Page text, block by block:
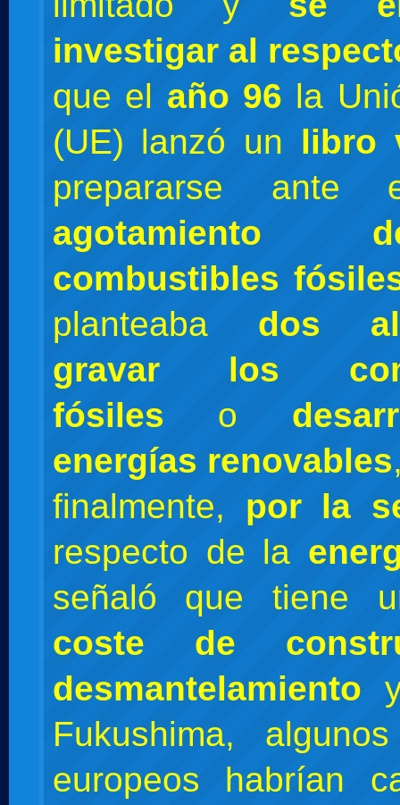
investigar al
que el año 96 la
(UE) lanzó un libro
prepararse ante
combustibles
planteaba dos
gravar los
fósiles o
energías renovables
finalmente, por la
respecto de la
señaló que tiene
coste de
desmantelamiento
Fukushima,
europeos habrían